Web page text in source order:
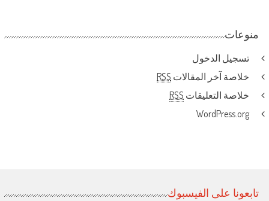
منوعات
تسجيل الدخول
خلاصة آخر المقالات RSS
خلاصة التعليقات RSS
WordPress.org
تابعونا على الفيسبوك